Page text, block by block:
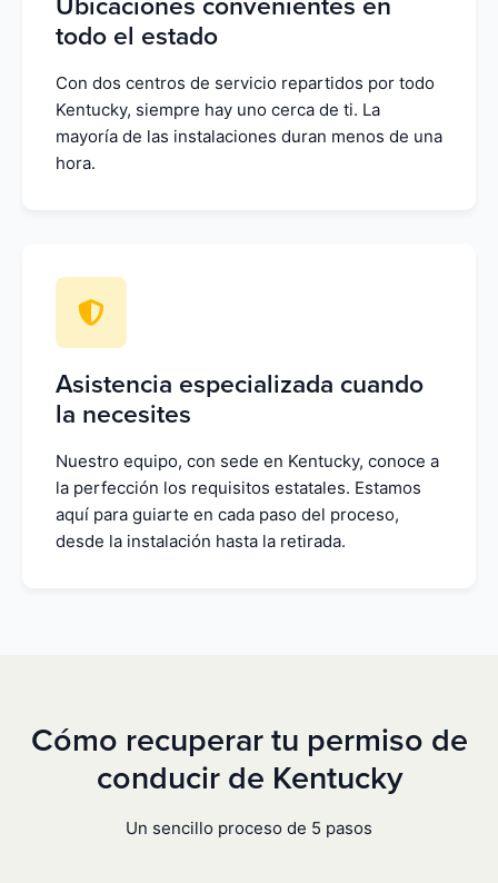
Ubicaciones convenientes en
todo el estado
Con dos centros de servicio repartidos por todo
Kentucky, siempre hay uno cerca de ti. La
mayoría de las instalaciones duran menos de una
hora.
Asistencia especializada cuando
la necesites
Nuestro equipo, con sede en Kentucky, conoce a
la perfección los requisitos estatales. Estamos
aquí para guiarte en cada paso del proceso,
desde la instalación hasta la retirada.
Cómo recuperar tu permiso de
conducir de Kentucky
Un sencillo proceso de 5 pasos